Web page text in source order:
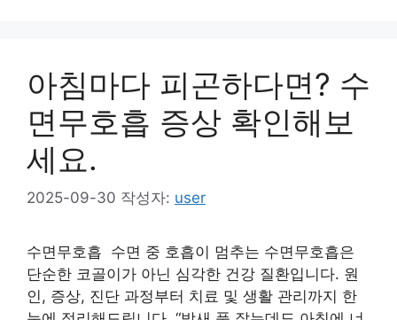
아침마다 피곤하다면? 수
면무호흡 증상 확인해보
세요.
2025-09-30 작성자: user
수면무호흡 수면 중 호흡이 멈추는 수면무호흡은
단순한 코골이가 아닌 심각한 건강 질환입니다. 원
인, 증상, 진단 과정부터 치료 및 생활 관리까지 한